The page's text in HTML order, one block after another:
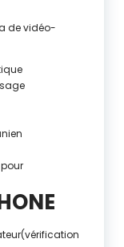
de vidéo-